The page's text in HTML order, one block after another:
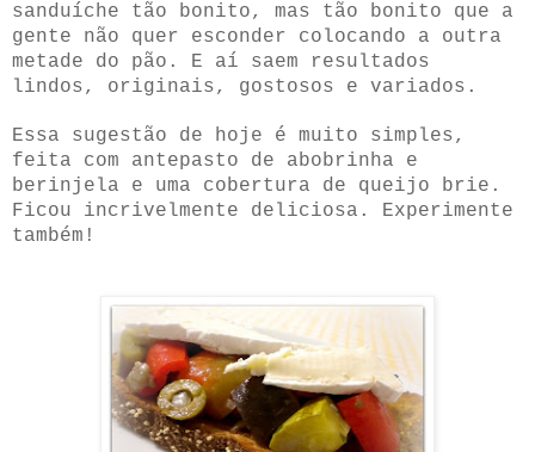
sanduíche tão bonito, mas tão bonito que a
gente não quer esconder colocando a outra
metade do pão. E aí saem resultados
lindos, originais, gostosos e variados.
Essa sugestão de hoje é muito simples,
feita com antepasto de abobrinha e
berinjela e uma cobertura de queijo brie.
Ficou incrivelmente deliciosa. Experimente
também!